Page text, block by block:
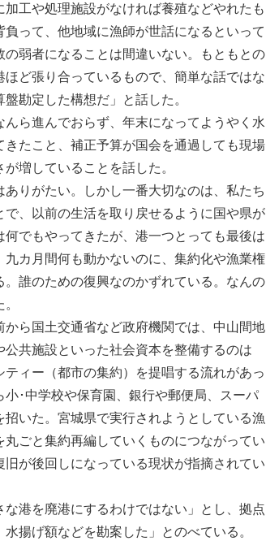
工や処理施設がなければ養殖などやれたも
って、他地域に漁師が世話になるといって
弱者になることは間違いない。もともとの
ど張り合っているもので、簡単な話ではな
勘定した構想だ」と話した。
ら進んでおらず、年末になってようやく水
たこと、補正予算が国会を通過しても現場
増していることを話した。
りがたい。しかし一番大切なのは、私たち
、以前の生活を取り戻せるように国や県が
でもやってきたが、港一つとっても最後は
カ月間何も動かないのに、集約化や漁業権
誰のための復興なのかずれている。なんの
ら国土交通省など政府機関では、中山間地
共施設といった社会資本を整備するのは
ティー（都市の集約）を提唱する流れがあっ
･中学校や保育園、銀行や郵便局、スーパ
いた。宮城県で実行されようとしている漁
ごと集約再編していくものにつながってい
が後回しになっている現状が指摘されてい
港を廃港にするわけではない」とし、拠点
揚げ額などを勘案した」とのべている。